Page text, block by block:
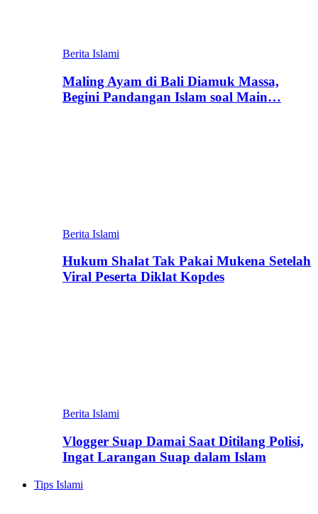
Berita Islami
Maling Ayam di Bali Diamuk Massa,
Begini Pandangan Islam soal Main…
Berita Islami
Hukum Shalat Tak Pakai Mukena Setelah
Viral Peserta Diklat Kopdes
Berita Islami
Vlogger Suap Damai Saat Ditilang Polisi,
Ingat Larangan Suap dalam Islam
Tips Islami